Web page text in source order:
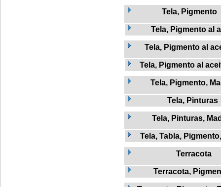
Tela, Pigmento
Tela, Pigmento al
Tela, Pigmento al
Tela, Pigmento al
Tela, Pigmento,
Tela, Pinturas
Tela, Pinturas,
Tela, Tabla,
Terracota
Terracota,